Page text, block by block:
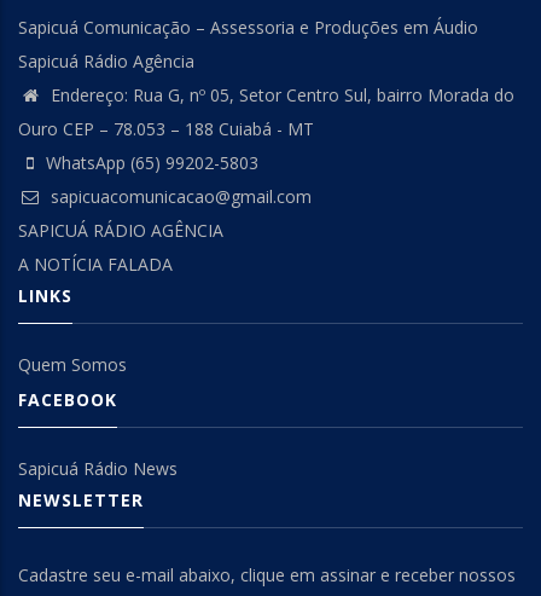
Sapicuá Comunicação – Assessoria e Produções em Áudio
Sapicuá Rádio Agência
Endereço: Rua G, nº 05, Setor Centro Sul, bairro Morada do
Ouro CEP – 78.053 – 188 Cuiabá - MT
WhatsApp (65) 99202-5803
sapicuacomunicacao@gmail.com
SAPICUÁ RÁDIO AGÊNCIA
A NOTÍCIA FALADA
LINKS
Quem Somos
FACEBOOK
Sapicuá Rádio News
NEWSLETTER
Cadastre seu e-mail abaixo, clique em assinar e receber nossos